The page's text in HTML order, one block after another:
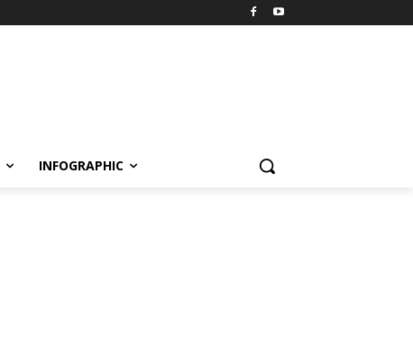
INFOGRAPHIC